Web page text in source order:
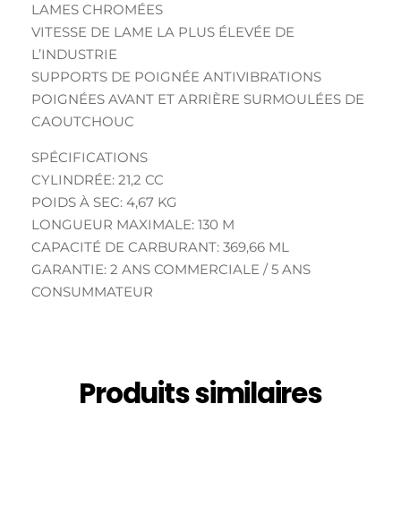
LAMES CHROMÉES
VITESSE DE LAME LA PLUS ÉLEVÉE DE
L’INDUSTRIE
SUPPORTS DE POIGNÉE ANTIVIBRATIONS
POIGNÉES AVANT ET ARRIÈRE SURMOULÉES DE
CAOUTCHOUC
SPÉCIFICATIONS
CYLINDRÉE: 21,2 CC
POIDS À SEC: 4,67 KG
LONGUEUR MAXIMALE: 130 M
CAPACITÉ DE CARBURANT: 369,66 ML
GARANTIE: 2 ANS COMMERCIALE / 5 ANS
CONSUMMATEUR
Produits similaires